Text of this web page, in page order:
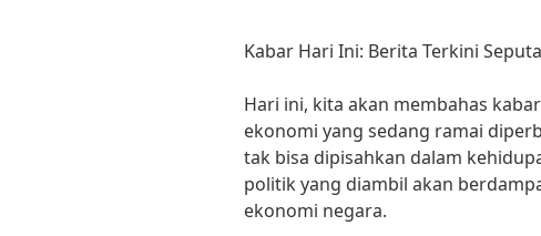
Kabar Hari Ini: Berita Terkini
Hari ini, kita akan membahas
ekonomi yang sedang ramai
tak bisa dipisahkan dalam
politik yang diambil akan
ekonomi negara.